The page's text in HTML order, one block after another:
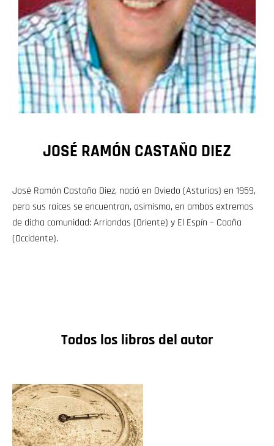
JOSÉ RAMÓN CASTAÑO DIEZ
José Ramón Castaño Diez, nació en Oviedo (Asturias) en 1959,
pero sus raíces se encuentran, asimismo, en ambos extremos
de dicha comunidad: Arriondas (Oriente) y El Espín – Coaña
(Occidente).
Todos los libros del autor